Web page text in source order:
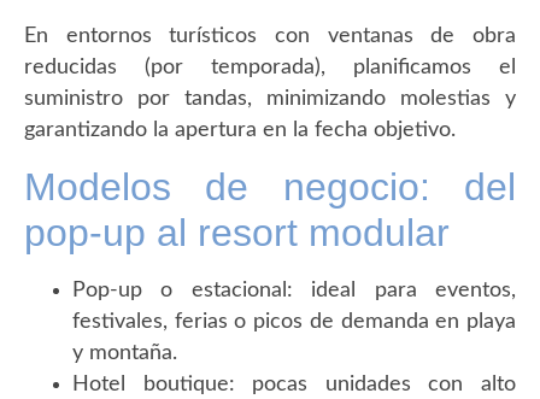
En entornos turísticos con ventanas de obra
reducidas (por temporada), planificamos el
suministro por tandas, minimizando molestias y
garantizando la apertura en la fecha objetivo.
Modelos de negocio: del
pop-up al resort modular
Pop-up o estacional: ideal para eventos,
festivales, ferias o picos de demanda en playa
y montaña.
Hotel boutique: pocas unidades con alto